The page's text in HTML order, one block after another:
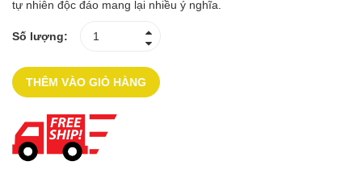
tự nhiên độc đáo mang lại nhiều ý nghĩa.
Số lượng:
THÊM VÀO GIỎ HÀNG